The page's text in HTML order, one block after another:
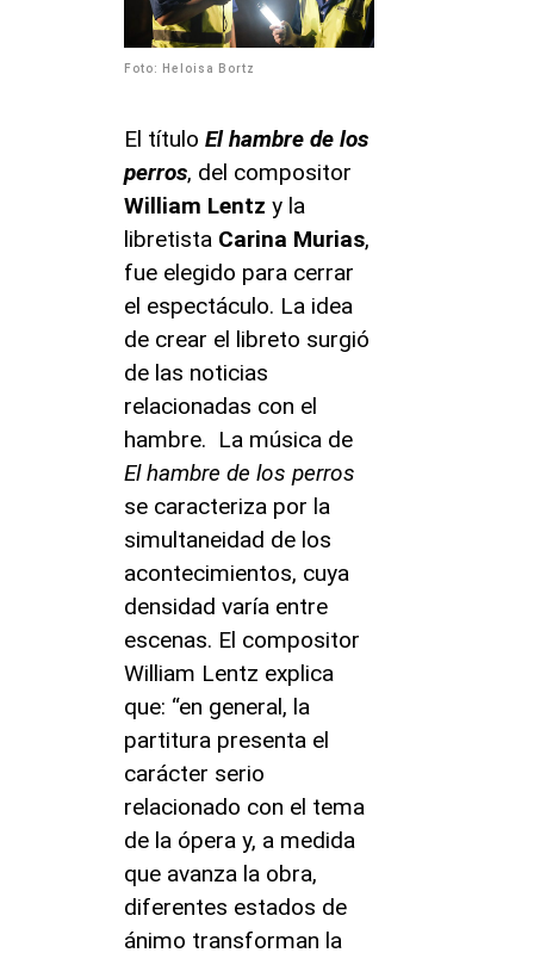
Foto: Heloisa Bortz
El título El hambre de los
perros, del compositor
William Lentz y la
libretista Carina Murias,
fue elegido para cerrar
el espectáculo. La idea
de crear el libreto surgió
de las noticias
relacionadas con el
hambre. La música de
El hambre de los perros
se caracteriza por la
simultaneidad de los
acontecimientos, cuya
densidad varía entre
escenas. El compositor
William Lentz explica
que: “en general, la
partitura presenta el
carácter serio
relacionado con el tema
de la ópera y, a medida
que avanza la obra,
diferentes estados de
ánimo transforman la